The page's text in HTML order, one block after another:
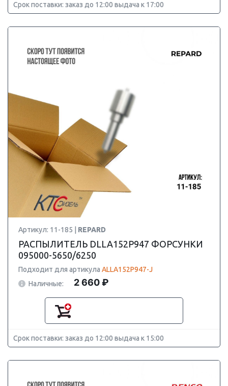
Срок поставки: заказ до 12:00 выдача к 17:00
Артикул: 11-185 | REPARD
РАСПЫЛИТЕЛЬ DLLA152P947 ФОРСУНКИ
095000-5650/6250
Подходит для артикула ALLA152P947-J
Наличные:
2 660 ₽
Срок поставки: заказ до 12:00 выдача к 15:00